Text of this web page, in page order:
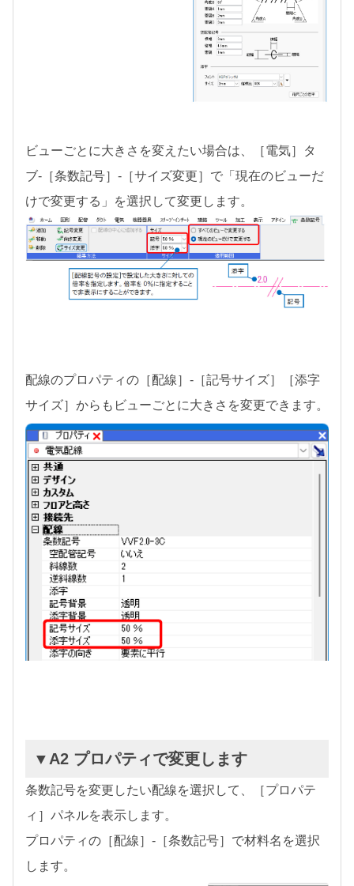
ビューごとに大きさを変えたい場合は、［電気］タ
ブ-［条数記号］-［サイズ変更］で「現在のビューだ
けで変更する」を選択して変更します。
配線のプロパティの［配線］-［記号サイズ］［添字
サイズ］からもビューごとに大きさを変更できます。
▼A2 プロパティで変更します
条数記号を変更したい配線を選択して、［プロパテ
ィ］パネルを表示します。
プロパティの［配線］-［条数記号］で材料名を選択
します。